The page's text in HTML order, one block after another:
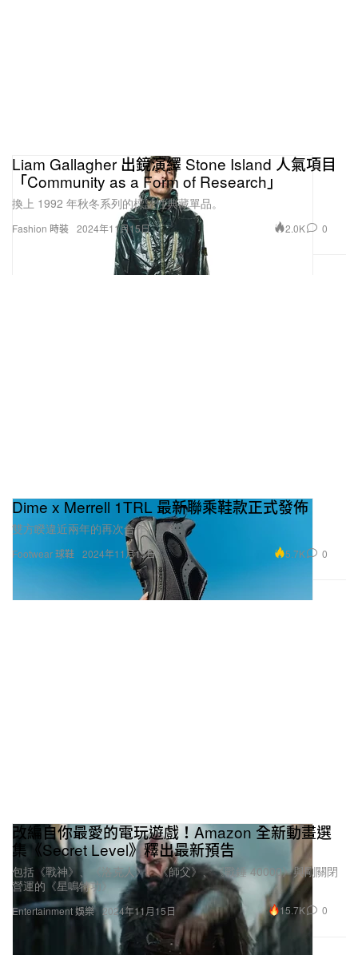
Fashion 時裝
Liam Gallagher 出鏡演繹 Stone Island 人氣項目
「Community as a Form of Research」
換上 1992 年秋冬系列的標誌性典藏單品。
2024年11月15日 2.0K 0
Footwear 球鞋
Dime x Merrell 1TRL 最新聯乘鞋款正式發佈
雙方睽違近兩年的再次合作。
2024年11月15日 5.7K 0
Entertainment 娛樂
改編自你最愛的電玩遊戲！Amazon 全新動畫選
集《Secret Level》釋出最新預告
包括《戰神》、《洛克人》、《師父》、《戰錘 40000》與剛關閉
營運的《星鳴特功》
2024年11月15日 15.7K 0